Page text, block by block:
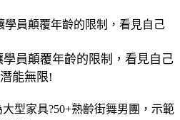
員顛覆年齡的限制，看見自己
能無限!